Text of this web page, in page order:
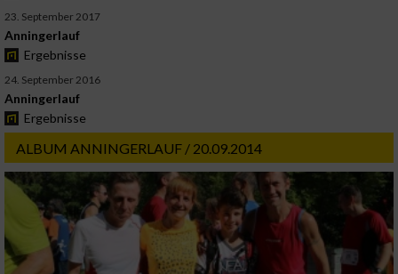
23. September 2017
Anningerlauf
Ergebnisse
24. September 2016
Anningerlauf
Ergebnisse
ALBUM ANNINGERLAUF / 20.09.2014